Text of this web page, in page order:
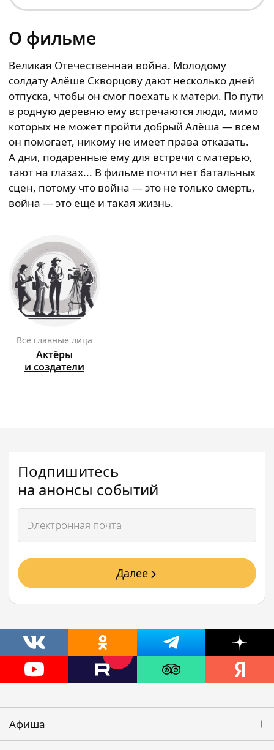
О фильме
Великая Отечественная война. Молодому
солдату Алёше Скворцову дают несколько дней
отпуска, чтобы он смог поехать к матери. По пути
в родную деревню ему встречаются люди, мимо
которых не может пройти добрый Алёша — всем
он помогает, никому не имеет права отказать.
А дни, подаренные ему для встречи с матерью,
тают на глазах... В фильме почти нет батальных
сцен, потому что война — это не только смерть,
война — это ещё и такая жизнь.
Все главные лица
Актёры
и создатели
Подпишитесь
на анонсы событий
Далее
Афиша